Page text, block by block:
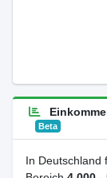
Beta
In Deutschland